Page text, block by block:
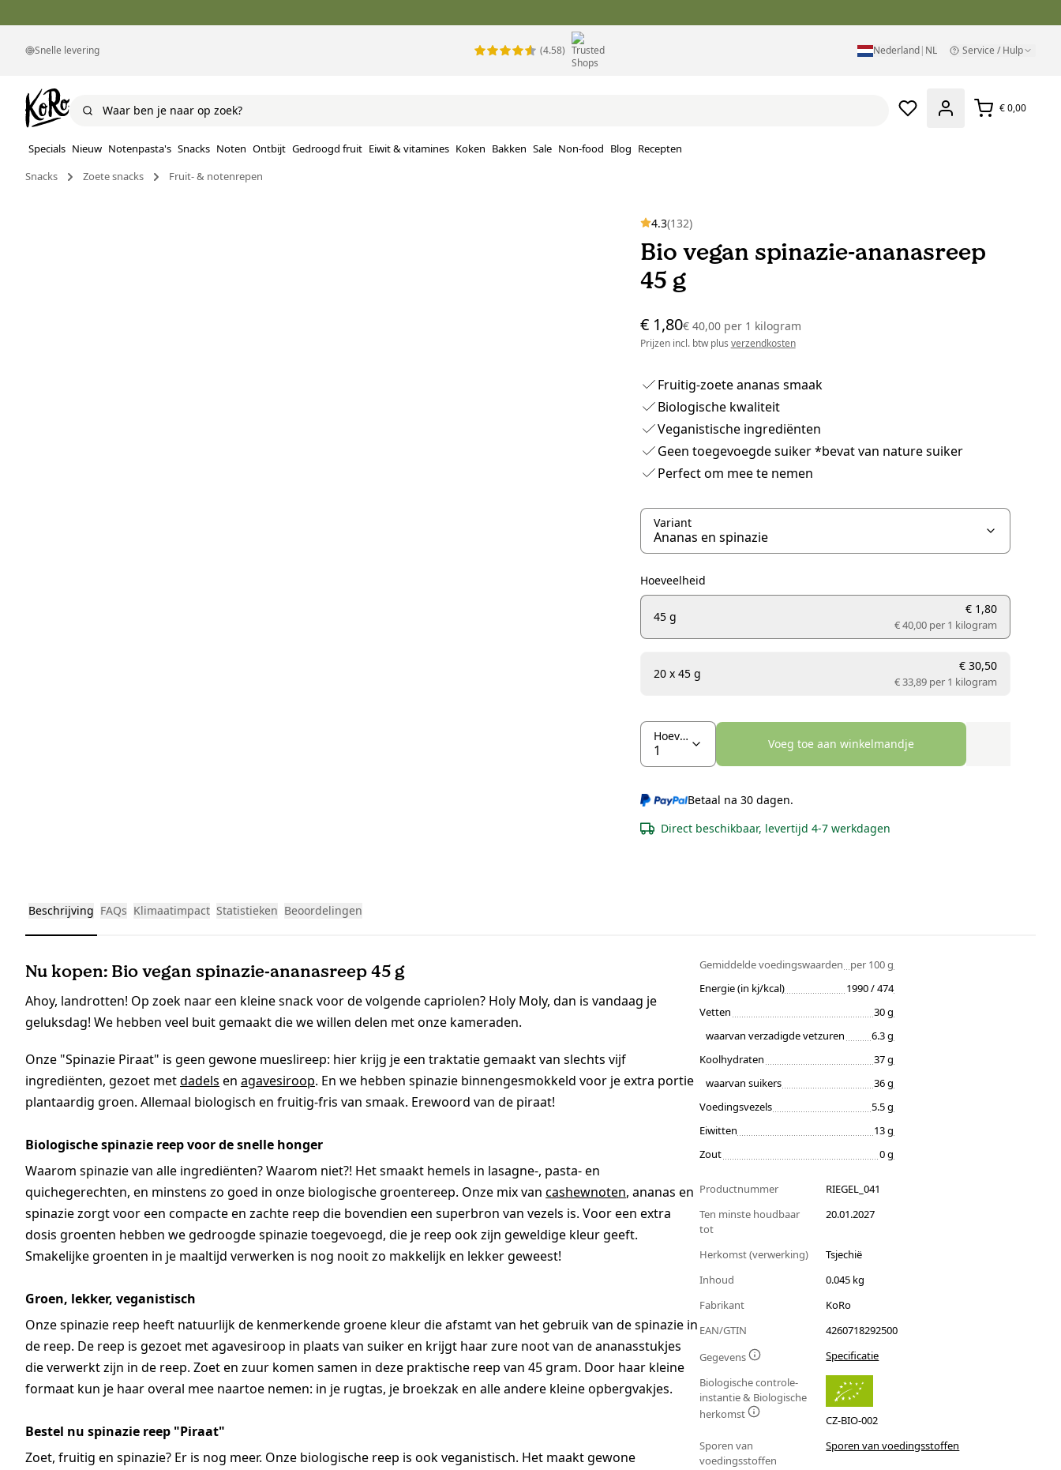
Snelle levering (4.58) Nederland| NL Service / Hulp
€ 0,00
Specials Nieuw Notenpasta's Snacks Noten Ontbijt Gedroogd fruit Eiwit & vitamines Koken Bakken Sale Non-food Blog Recepten
Snacks
Zoete snacks Fruit- & notenrepen
4.3(132)
Bio vegan spinazie-ananasreep
45 g
€ 1,80€ 40,00 per1 kilogram
Prijzen incl. btw plus verzendkosten
Fruitig-zoete ananas smaak
Biologische kwaliteit
Veganistische ingrediënten
Geen toegevoegde suiker *bevat van nature suiker
Perfect om mee te nemen
Variant
Hoeveelheid
45 g
€ 1,80
€ 40,00 per1 kilogram
20 x 45 g
€ 30,50
€ 33,89 per1 kilogram
Hoeveelheid
Voeg toe aan winkelmandje
Betaal na 30 dagen.
Direct beschikbaar, levertijd 4-7 werkdagen
Beschrijving FAQs Klimaatimpact Statistieken Beoordelingen
Nu kopen: Bio vegan spinazie-ananasreep 45 g
Ahoy, landrotten! Op zoek naar een kleine snack voor de volgende capriolen? Holy Moly, dan is vandaag je
geluksdag! We hebben veel buit gemaakt die we willen delen met onze kameraden.
Onze "Spinazie Piraat" is geen gewone mueslireep: hier krijg je een traktatie gemaakt van slechts vijf
ingrediënten, gezoet metdadels en agavesiroop. En we hebben spinazie binnengesmokkeld voor je extra portie
plantaardig groen. Allemaal biologisch en fruitig-fris van smaak. Erewoord van de piraat!
Biologische spinazie reep voor de snelle honger
Waarom spinazie van alle ingrediënten? Waarom niet?! Het smaakt hemels in lasagne-, pasta- en
quichegerechten, en minstens zo goed in onze biologische groentereep. Onze mix van cashewnoten, ananas en
spinazie zorgt voor een compacte en zachte reep die bovendien een superbron van vezels is. Voor een extra
dosis groenten hebben we gedroogde spinazie toegevoegd, die je reep ook zijn geweldige kleur geeft.
Smakelijke groenten in je maaltijd verwerken is nog nooit zo makkelijk en lekker geweest!
Groen, lekker, veganistisch
Onze spinazie reep heeft natuurlijk de kenmerkende groene kleur die afstamt van het gebruik van de spinazie in
de reep. De reep is gezoet met agavesiroop in plaats van suiker en krijgt haar zure noot van de ananasstukjes
die verwerkt zijn in de reep. Zoet en zuur komen samen in deze praktische reep van 45 gram. Door haar kleine
formaat kun je haar overal mee naartoe nemen: in je rugtas, je broekzak en alle andere kleine opbergvakjes.
Bestel nu spinazie reep "Piraat"
Zoet, fruitig en spinazie? Er is nog meer. Onze biologische reep is ook veganistisch. Het maakt gewone
Gemiddelde voedingswaarden
per 100 g
Energie (in kj/kcal)
1990 / 474
Vetten
30 g
waarvan verzadigde vetzuren
6.3 g
Koolhydraten
37 g
waarvan suikers
36 g
Voedingsvezels
5.5 g
Eiwitten
13 g
Zout
0 g
Productnummer
RIEGEL_041
Ten minste houdbaar
tot
20.01.2027
Herkomst (verwerking)
Tsjechië
Inhoud
0.045 kg
Fabrikant
KoRo
EAN/GTIN
4260718292500
Gegevens
Specificatie
Biologische controle-
instantie & Biologische
herkomst
CZ-BIO-002
Sporen van
voedingsstoffen
Sporen van voedingsstoffen